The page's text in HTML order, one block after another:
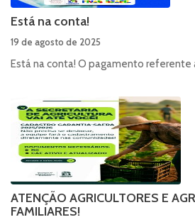
Está na conta!
19 de agosto de 2025
Está na conta! O pagamento referente
ATENÇÃO AGRICULTORES E
FAMILIARES!